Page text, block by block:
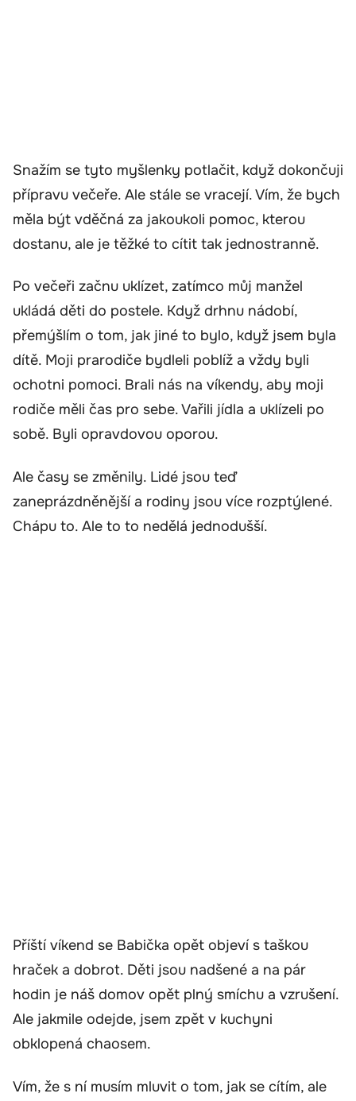
Snažím se tyto myšlenky potlačit, když dokončuji
přípravu večeře. Ale stále se vracejí. Vím, že bych
měla být vděčná za jakoukoli pomoc, kterou
dostanu, ale je těžké to cítit tak jednostranně.
Po večeři začnu uklízet, zatímco můj manžel
ukládá děti do postele. Když drhnu nádobí,
přemýšlím o tom, jak jiné to bylo, když jsem byla
dítě. Moji prarodiče bydleli poblíž a vždy byli
ochotni pomoci. Brali nás na víkendy, aby moji
rodiče měli čas pro sebe. Vařili jídla a uklízeli po
sobě. Byli opravdovou oporou.
Ale časy se změnily. Lidé jsou teď
zaneprázdněnější a rodiny jsou více rozptýlené.
Chápu to. Ale to to nedělá jednodušší.
Příští víkend se Babička opět objeví s taškou
hraček a dobrot. Děti jsou nadšené a na pár
hodin je náš domov opět plný smíchu a vzrušení.
Ale jakmile odejde, jsem zpět v kuchyni
obklopená chaosem.
Vím, že s ní musím mluvit o tom, jak se cítím, ale